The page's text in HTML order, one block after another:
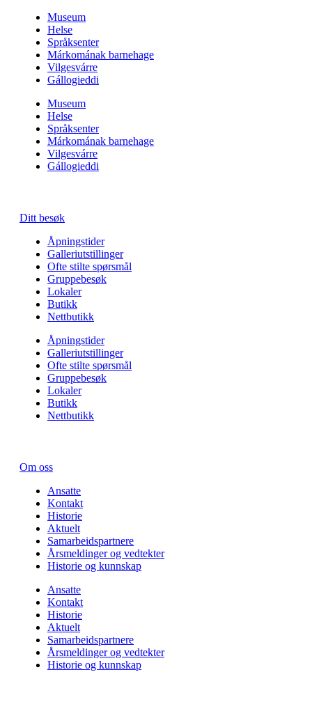
Museum
Helse
Språksenter
Márkomának barnehage
Vilgesvárre
Gállogieddi
Museum
Helse
Språksenter
Márkomának barnehage
Vilgesvárre
Gállogieddi
Ditt besøk
Åpningstider
Galleriutstillinger
Ofte stilte spørsmål
Gruppebesøk
Lokaler
Butikk
Nettbutikk
Åpningstider
Galleriutstillinger
Ofte stilte spørsmål
Gruppebesøk
Lokaler
Butikk
Nettbutikk
Om oss
Ansatte
Kontakt
Historie
Aktuelt
Samarbeids­partnere
Årsmeldinger og vedtekter
Historie og kunnskap
Ansatte
Kontakt
Historie
Aktuelt
Samarbeids­partnere
Årsmeldinger og vedtekter
Historie og kunnskap